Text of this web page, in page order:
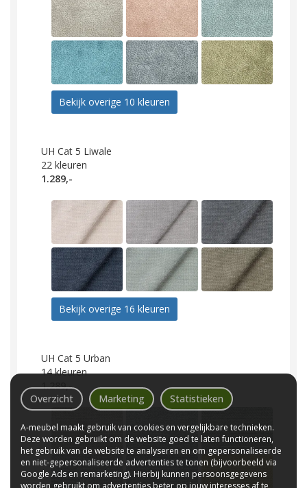
Bekijk overige 10 kleuren
UH Cat 5 Liwale
22 kleuren
1.289,-
Bekijk overige 16 kleuren
UH Cat 5 Urban
14 kleuren
1.289,-
Overzicht
Marketing Statistieken
A-meubel maakt gebruik van cookies en vergelijkbare technieken.
Deze worden gebruikt om de website goed te laten functioneren,
het gebruik van de website te analyseren en om gepersonaliseerde
en niet-gepersonaliseerde advertenties te tonen (bijvoorbeeld via
Google Ads en remarketing). Hierbij kunnen persoonsgegevens
worden gebruikt om advertenties beter op jouw interesses af te